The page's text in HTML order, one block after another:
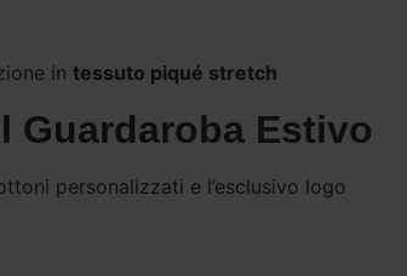
in tessuto piqué stretch
Guardaroba Estivo
personalizzati e l’esclusivo logo